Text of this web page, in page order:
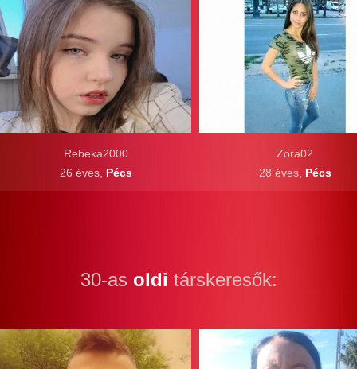
Rebeka2000
26 éves, Pécs
Zora02
28 éves, Pécs
30-as oldi társkeresők: